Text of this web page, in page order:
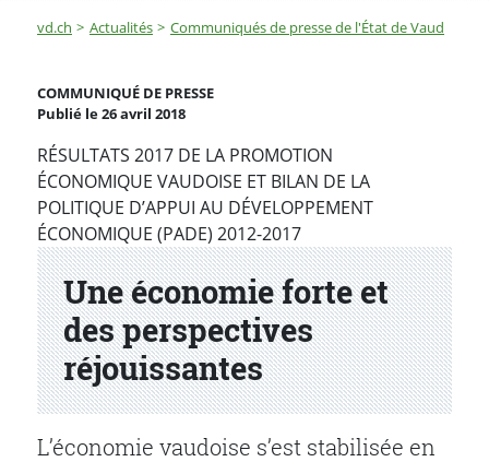
Fil d'Ariane
vd.ch Actualités Communiqués de presse de l'État de Vaud
Une économie forte et des perspectives réjouissantes
Une économie forte et
des perspectives
réjouissantes
COMMUNIQUÉ DE PRESSE
Publié le 26 avril 2018
Partenaire(s)
RÉSULTATS 2017 DE LA PROMOTION
ÉCONOMIQUE VAUDOISE ET BILAN DE LA
POLITIQUE D’APPUI AU DÉVELOPPEMENT
ÉCONOMIQUE (PADE) 2012-2017
L’économie vaudoise s’est stabilisée en